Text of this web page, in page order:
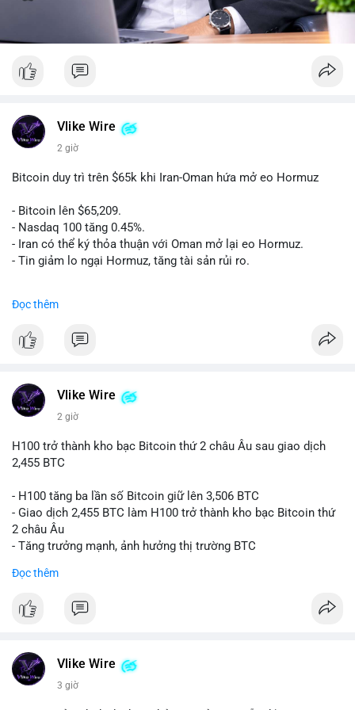
Vlike Wire
2 giờ
Bitcoin duy trì trên $65k khi Iran-Oman hứa mở eo Hormuz
- Bitcoin lên $65,209.
- Nasdaq 100 tăng 0.45%.
- Iran có thể ký thỏa thuận với Oman mở lại eo Hormuz.
- Tin giảm lo ngại Hormuz, tăng tài sản rủi ro.
📰 Nguồn: CoinDesk
Đọc thêm
Vlike Wire
2 giờ
H100 trở thành kho bạc Bitcoin thứ 2 châu Âu sau giao dịch
2,455 BTC
- H100 tăng ba lần số Bitcoin giữ lên 3,506 BTC
- Giao dịch 2,455 BTC làm H100 trở thành kho bạc Bitcoin thứ
2 châu Âu
- Tăng trưởng mạnh, ảnh hưởng thị trường BTC
#binancesquare
$btc
📰 Nguồn: Cointelegraph
Đọc thêm
Vlike Wire
3 giờ